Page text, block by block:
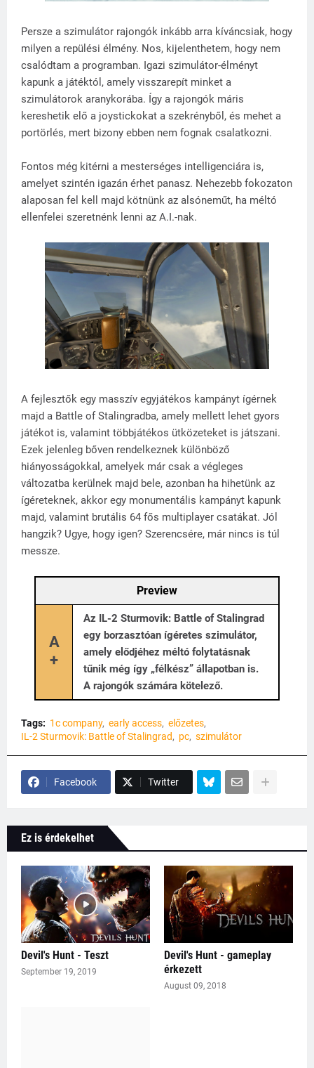
Persze a szimulátor rajongók inkább arra kíváncsiak, hogy
milyen a repülési élmény. Nos, kijelenthetem, hogy nem
csalódtam a programban. Igazi szimulátor-élményt
kapunk a játéktól, amely visszarepít minket a
szimulátorok aranykorába. Így a rajongók máris
kereshetik elő a joystickokat a szekrényből, és mehet a
portörlés, mert bizony ebben nem fognak csalatkozni.
Fontos még kitérni a mesterséges intelligenciára is,
amelyet szintén igazán érhet panasz. Nehezebb fokozaton
alaposan fel kell majd kötnünk az alsóneműt, ha méltó
ellenfelei szeretnénk lenni az A.I.-nak.
A fejlesztők egy masszív egyjátékos kampányt ígérnek
majd a Battle of Stalingradba, amely mellett lehet gyors
játékot is, valamint többjátékos ütközeteket is játszani.
Ezek jelenleg bőven rendelkeznek különböző
hiányosságokkal, amelyek már csak a végleges
változatba kerülnek majd bele, azonban ha hihetünk az
ígéreteknek, akkor egy monumentális kampányt kapunk
majd, valamint brutális 64 fős multiplayer csatákat. Jól
hangzik? Ugye, hogy igen? Szerencsére, már nincs is túl
messze.
Preview
A
+
Az IL-2 Sturmovik: Battle of Stalingrad
egy borzasztóan ígéretes szimulátor,
amely elődjéhez méltó folytatásnak
tűnik még így „félkész” állapotban is.
A rajongók számára kötelező.
Tags: 1c company early access előzetes
IL-2 Sturmovik: Battle of Stalingrad
pc szimulátor
Facebook Twitter
Ez is érdekelhet
Devil's Hunt - Teszt
September 19, 2019
Devil's Hunt - gameplay
érkezett
August 09, 2018